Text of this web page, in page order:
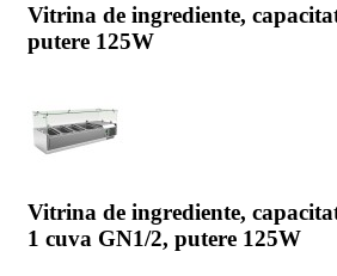
Vitrina de ingrediente,
putere 125W
Vitrina de ingrediente,
1 cuva GN1/2, putere 125W